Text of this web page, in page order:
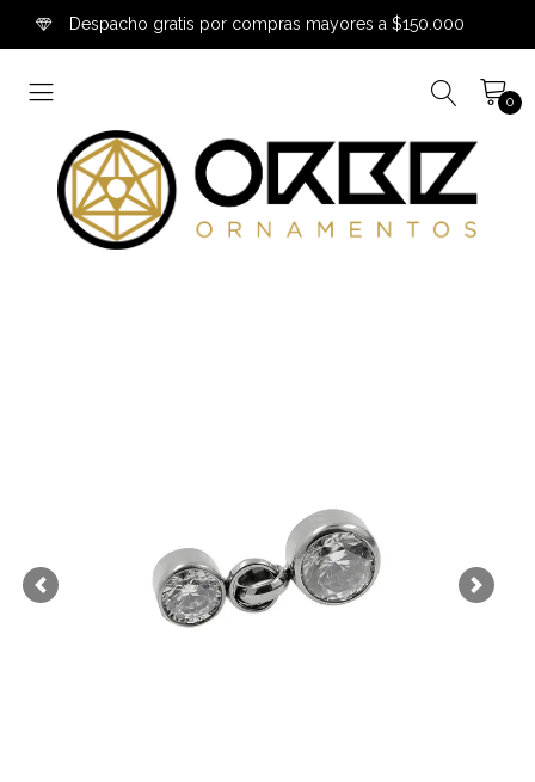
Despacho gratis por compras mayores a $150.000
0
Previous Next